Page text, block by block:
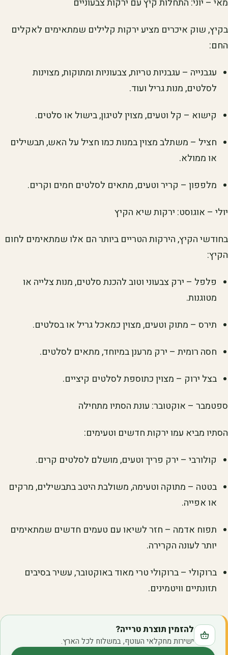
מאי – יוני: התחלות קיץ עם ירקות צבעוניים
בקיץ, שוק איכרים מציע ירקות קלילים שמתאימים לאקלים
החם:
עגבנייה – עגבניות טריות, צבעוניות ומתוקות, מצוינות
לסלטים, מנות גריל ועוד.
קישוא – קל וטעים, מצוין לטיגון, בישול או סלטים.
חציל – משתלב מצוין במנות כמו חציל על האש, תבשילים
או ממולא.
מלפפון – קריר וטעים, מתאים לסלטים חמים וקרים.
יולי – אוגוסט: ירקות שיא הקיץ
בחודשי הקיץ, הירקות הטריים ביותר הם אלו שמתאימים לחום
הקיץ:
פלפל – ירק צבעוני וטוב להכנת סלטים, מנות צלייה או
מטוגנות.
תירס – מתוק וטעים, מצוין כמאכל גריל או בסלטים.
חסה רומית – ירק מרענן במיוחד, מתאים לסלטים.
בצל ירוק – מצוין כתוספת לסלטים קיציים.
ספטמבר – אוקטובר: עונת הסתיו מתחילה
הסתיו מביא עמו ירקות חדשים וטעימים:
קולורבי – ירק פריך וטעים, מושלם לסלטים קרים.
בטטה – מתוקה וטעימה, משולבת היטב בתבשילים, מרקים
או אפייה.
תפוח אדמה – חזר לשיאו עם טעמים חדשים שמתאימים
יותר לעונה הקרירה.
ברוקולי – ברוקולי טרי מאוד באוקטובר, עשיר בסיבים
תזונתיים וויטמינים.
להזמין תוצרת טרייה?
ישירות מחקלאי העוטף, במשלוח לכל הארץ.